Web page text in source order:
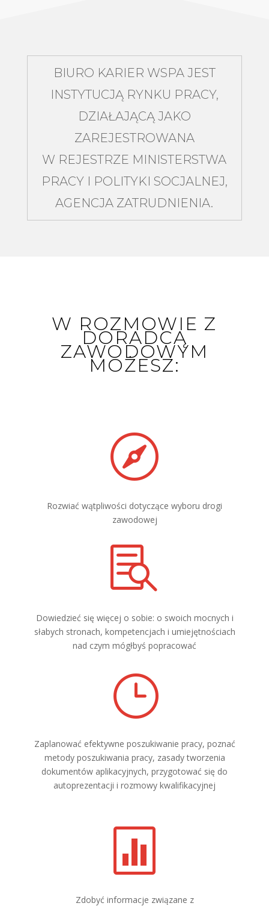
BIURO KARIER WSPA JEST
INSTYTUCJĄ RYNKU PRACY,
DZIAŁAJĄCĄ JAKO
ZAREJESTROWANA
W REJESTRZE MINISTERSTWA
PRACY I POLITYKI SOCJALNEJ,
AGENCJA ZATRUDNIENIA.
W ROZMOWIE Z
DORADCĄ
ZAWODOWYM
MOŻESZ:

Rozwiać wątpliwości dotyczące wyboru drogi
zawodowej

Dowiedzieć się więcej o sobie: o swoich mocnych i
słabych stronach, kompetencjach i umiejętnościach
nad czym mógłbyś popracować
}
Zaplanować efektywne poszukiwanie pracy, poznać
metody poszukiwania pracy, zasady tworzenia
dokumentów aplikacyjnych, przygotować się do
autoprezentacji i rozmowy kwalifikacyjnej

Zdobyć informacje związane z